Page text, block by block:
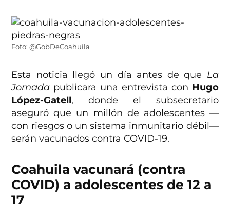
Foto: @GobDeCoahuila
Esta noticia llegó un día antes de que La
Jornada publicara una entrevista con Hugo
López-Gatell, donde el subsecretario
aseguró que un millón de adolescentes —
con riesgos o un sistema inmunitario débil—
serán vacunados contra COVID-19.
Coahuila vacunará (contra
COVID) a adolescentes de 12 a
17